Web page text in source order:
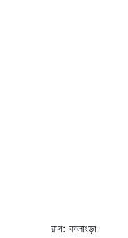
রাগ: কালাংড়া